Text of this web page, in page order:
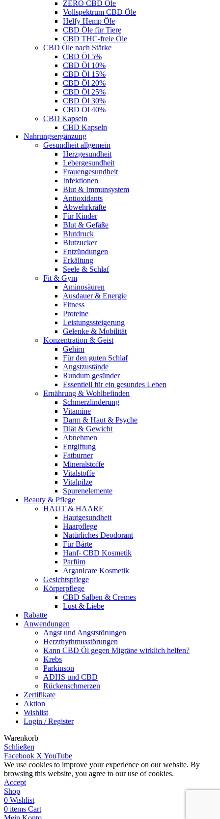
ZERO CBD Öle
Vollspektrum CBD Öle
Helfy Hemp Öle
CBD Öle für Tiere
CBD THC-freie Öle
CBD Öle nach Stärke
CBD Öl 5%
CBD Öl 10%
CBD Öl 15%
CBD Öl 20%
CBD Öl 25%
CBD Öl 30%
CBD Öl 40%
CBD Kapseln
CBD Kapseln
Nahrungsergänzung
Gesundheit allgemein
Herzgesundheit
Lebergesundheit
Frauengesundheit
Infektionen
Blut & Immunsystem
Antioxidants
Abwehrkräfte
Für Kinder
Blut & Gefäße
Blutdruck
Blutzucker
Entzündungen
Erkältung
Seele & Schlaf
Fit & Gym
Aminosäuren
Ausdauer & Energie
Fitness
Proteine
Leistungssteigerung
Gelenke & Mobilität
Konzentration & Geist
Gehirn
Für den guten Schlaf
Angstzustände
Rundum gesünder
Essentiell für ein gesundes Leben
Ernährung & Wohlbefinden
Schmerzlinderung
Vitamine
Darm & Haut & Psyche
Diät & Gewicht
Abnehmen
Entgiftung
Fatburner
Mineralstoffe
Vitalstoffe
Vitalpilze
Spurenelemente
Beauty & Pflege
HAUT & HAARE
Hautgesundheit
Haarpflege
Natürliches Deodorant
Für Bärte
Hanf- CBD Kosmetik
Parfüm
Arganicare Kosmetik
Gesichtspflege
Körperpflege
CBD Salben & Cremes
Lust & Liebe
Rabatte
Anwendungen
Angst und Angststörungen
Herzrhythmusstörungen
Kann CBD Öl gegen Migräne wirklich helfen?
Krebs
Parkinson
ADHS und CBD
Rückenschmerzen
Zertifikate
Aktion
Wishlist
Login / Register
Warenkorb
Schließen
Facebook X YouTube
We use cookies to improve your experience on our website. By
browsing this website, you agree to our use of cookies.
Accept
Shop
0 Wishlist
0 items Cart